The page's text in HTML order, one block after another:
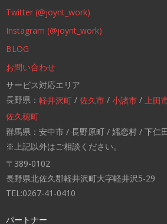
Twitter (@joynt_work)
Instagram (@joynt_work)
BLOG
お問い合わせ
サービス対応エリア
長野県： 軽井沢町 / 佐久市 / 小諸市 / 上田
佐久穂町
群馬県：安中市 / 長野原町 / 嬬恋村 / 下仁
※上記以外はご相談ください。
〒389-0102
長野県北佐久郡軽井沢町大字軽井沢5-29
TEL:0267-41-0410
パートナー